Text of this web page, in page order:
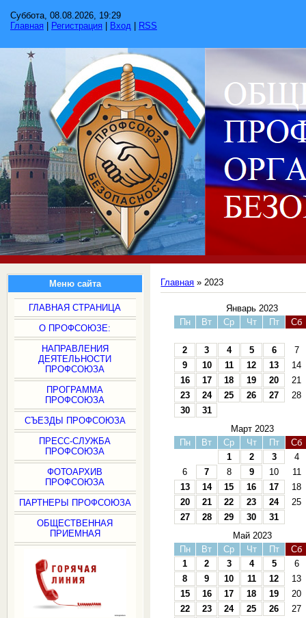
Суббота, 08.08.2026, 19:29
Главная
Регистрация Вход RSS
Меню сайта
ГЛАВНАЯ СТРАНИЦА
О ПРОФСОЮЗЕ:
НАПРАВЛЕНИЯ
ДЕЯТЕЛЬНОСТИ
ПРОФСОЮЗА
ПРОГРАММА
ПРОФСОЮЗА
СЪЕЗДЫ ПРОФСОЮЗА
ПРЕСС-СЛУЖБА
ПРОФСОЮЗА
ФОТОАРХИВ
ПРОФСОЮЗА
ПАРТНЕРЫ ПРОФСОЮЗА
ОБЩЕСТВЕННАЯ
ПРИЕМНАЯ
Главная »2023
Январь 2023
Пн
Вт Ср Чт Пт Сб
2 3 4 5 6
7
9
10 11 12 13
14
16
17 18 19 20
21
23
24 25 26 27
28
30
31
Март 2023
Пн
Вт Ср Чт Пт
Сб
1
2 3
4
6
7 8 9 10
11
13
14 15 16 17
18
20
21 22 23 24
25
27
28 29 30
31
Май 2023
Пн
Вт Ср Чт Пт
Сб
1
2 3 4 5
6
8
9 10 11 12
13
15
16 17 18 19
20
22
23 24 25 26
27